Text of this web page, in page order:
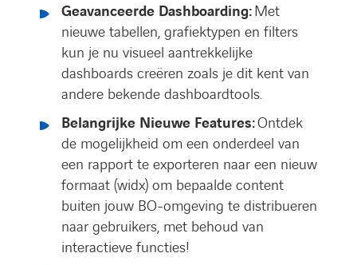
Geavanceerde Dashboarding:Met
nieuwe tabellen, grafiektypen en filters
kun je nu visueel aantrekkelijke
dashboards creëren zoals je dit kent van
andere bekende dashboardtools.
Belangrijke Nieuwe Features:Ontdek
de mogelijkheid om een onderdeel van
een rapport te exporteren naar een nieuw
formaat (widx) om bepaalde content
buiten jouw BO-omgeving te distribueren
naar gebruikers, met behoud van
interactieve functies!